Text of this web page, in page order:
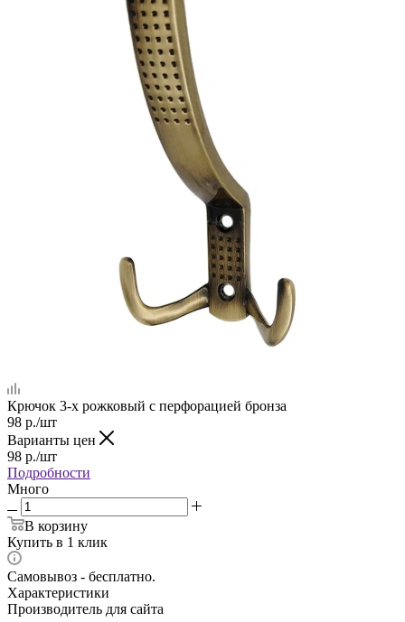
Крючок 3-х рожковый с перфорацией бронза
98 р./шт
Варианты цен
98 р./шт
Подробности
Много
В корзину
Купить в 1 клик
Самовывоз - бесплатно.
Характеристики
Производитель для сайта